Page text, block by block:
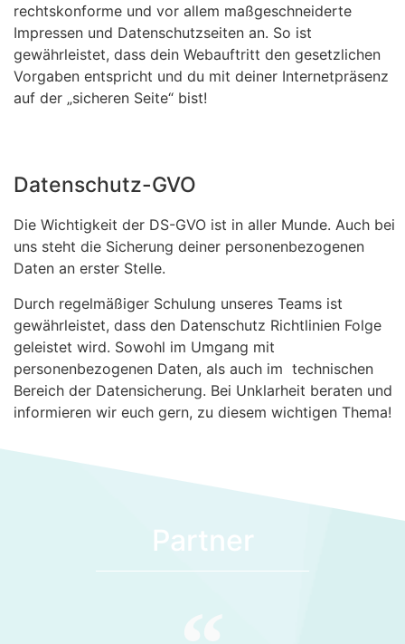
rechtskonforme und vor allem maßgeschneiderte
Impressen und Datenschutzseiten an. So ist
gewährleistet, dass dein Webauftritt den gesetzlichen
Vorgaben entspricht und du mit deiner Internetpräsenz
auf der „sicheren Seite“ bist!
Datenschutz-GVO
Die Wichtigkeit der DS-GVO ist in aller Munde. Auch bei
uns steht die Sicherung deiner personenbezogenen
Daten an erster Stelle.
Durch regelmäßiger Schulung unseres Teams ist
gewährleistet, dass den Datenschutz Richtlinien Folge
geleistet wird. Sowohl im Umgang mit
personenbezogenen Daten, als auch im technischen
Bereich der Datensicherung. Bei Unklarheit beraten und
informieren wir euch gern, zu diesem wichtigen Thema!
Partner